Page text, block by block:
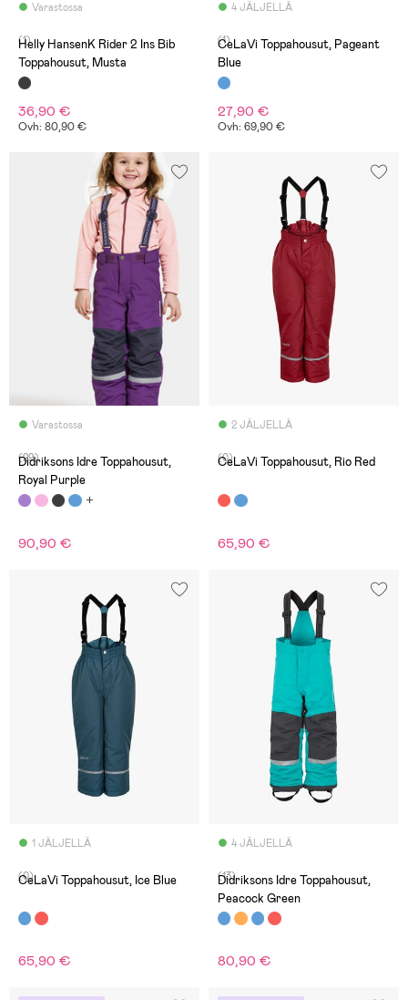
Varastossa
(1)
Helly HansenK Rider 2 Ins Bib
Toppahousut, Musta
36,90 €
Ovh: 80,90 €
4 JÄLJELLÄ
(1)
CeLaVi Toppahousut, Pageant
Blue
27,90 €
Ovh: 69,90 €
Varastossa
(29)
Didriksons Idre Toppahousut,
Royal Purple
90,90 €
2 JÄLJELLÄ
(0)
CeLaVi Toppahousut, Rio Red
65,90 €
1 JÄLJELLÄ
(0)
CeLaVi Toppahousut, Ice Blue
65,90 €
4 JÄLJELLÄ
(13)
Didriksons Idre Toppahousut,
Peacock Green
80,90 €